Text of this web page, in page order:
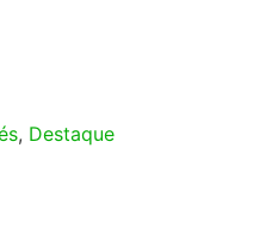
, Destaque